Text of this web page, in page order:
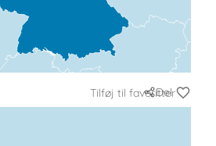
Tilføj til favoritter
Del